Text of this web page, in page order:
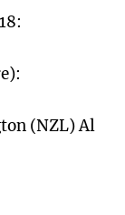
(NZL) Al